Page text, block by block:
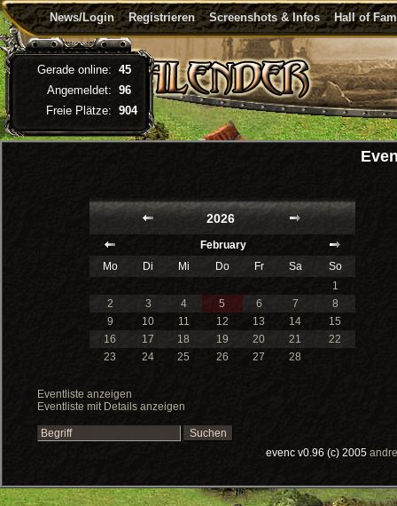
News/Login Registrieren Screenshots & Infos Hall of
2026
February
Mo
Di Mi Do Fr Sa
So
1
2
3 4 5 6 7
8
9
10 11 12 13 14
15
16
17 18 19 20 21
22
23
24 25 26 27 28
Eventliste anzeigen
Eventliste mit Details anzeigen
evenc v0.96 (c) 2005
Gerade online: 45
Angemeldet: 96
Freie Plätze: 904